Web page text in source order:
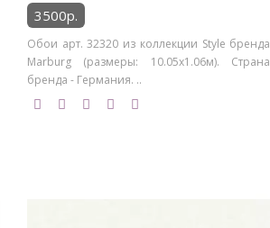
3500р.
Обои арт. 32320 из коллекции Style бренда
Marburg (размеры: 10.05х1.06м). Страна
бренда - Германия. ..